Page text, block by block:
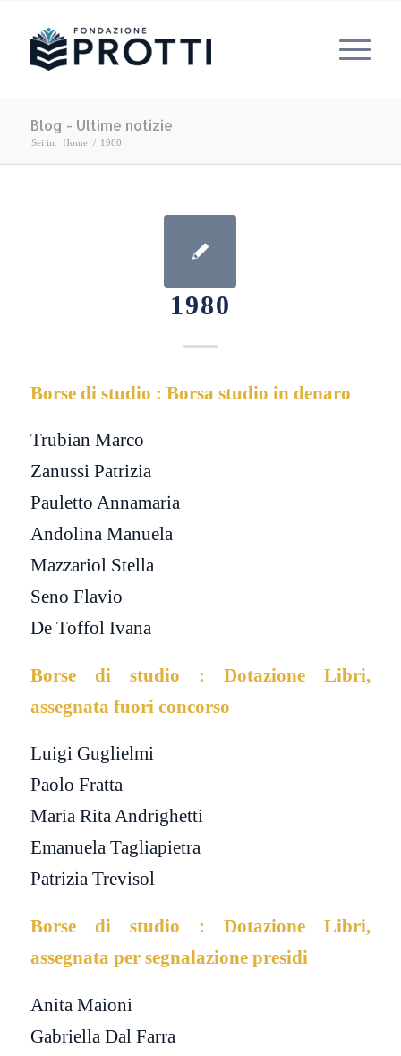
Blog - Ultime notizie
Sei in: Home / 1980
1980
Borse di studio : Borsa studio in denaro
Trubian Marco
Zanussi Patrizia
Pauletto Annamaria
Andolina Manuela
Mazzariol Stella
Seno Flavio
De Toffol Ivana
Borse di studio : Dotazione Libri,
assegnata fuori concorso
Luigi Guglielmi
Paolo Fratta
Maria Rita Andrighetti
Emanuela Tagliapietra
Patrizia Trevisol
Borse di studio : Dotazione Libri,
assegnata per segnalazione presidi
Anita Maioni
Gabriella Dal Farra